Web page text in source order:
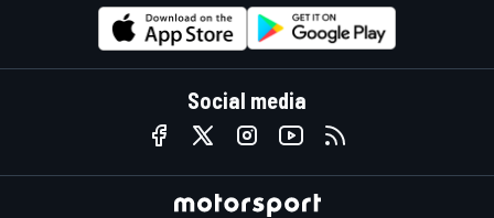
Social media